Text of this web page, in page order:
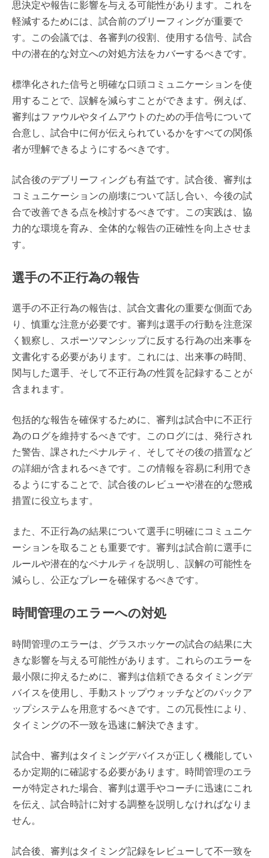
思決定や報告に影響を与える可能性があります。これを
軽減するためには、試合前のブリーフィングが重要で
す。この会議では、各審判の役割、使用する信号、試合
中の潜在的な対立への対処方法をカバーするべきです。
標準化された信号と明確な口頭コミュニケーションを使
用することで、誤解を減らすことができます。例えば、
審判はファウルやタイムアウトのための手信号について
合意し、試合中に何が伝えられているかをすべての関係
者が理解できるようにするべきです。
試合後のデブリーフィングも有益です。試合後、審判は
コミュニケーションの崩壊について話し合い、今後の試
合で改善できる点を検討するべきです。この実践は、協
力的な環境を育み、全体的な報告の正確性を向上させま
す。
選手の不正行為の報告
選手の不正行為の報告は、試合文書化の重要な側面であ
り、慎重な注意が必要です。審判は選手の行動を注意深
く観察し、スポーツマンシップに反する行為の出来事を
文書化する必要があります。これには、出来事の時間、
関与した選手、そして不正行為の性質を記録することが
含まれます。
包括的な報告を確保するために、審判は試合中に不正行
為のログを維持するべきです。このログには、発行され
た警告、課されたペナルティ、そしてその後の措置など
の詳細が含まれるべきです。この情報を容易に利用でき
るようにすることで、試合後のレビューや潜在的な懲戒
措置に役立ちます。
また、不正行為の結果について選手に明確にコミュニケ
ーションを取ることも重要です。審判は試合前に選手に
ルールや潜在的なペナルティを説明し、誤解の可能性を
減らし、公正なプレーを確保するべきです。
時間管理のエラーへの対処
時間管理のエラーは、グラスホッケーの試合の結果に大
きな影響を与える可能性があります。これらのエラーを
最小限に抑えるために、審判は信頼できるタイミングデ
バイスを使用し、手動ストップウォッチなどのバックア
ップシステムを用意するべきです。この冗長性により、
タイミングの不一致を迅速に解決できます。
試合中、審判はタイミングデバイスが正しく機能してい
るか定期的に確認する必要があります。時間管理のエラ
ーが特定された場合、審判は選手やコーチに迅速にこれ
を伝え、試合時計に対する調整を説明しなければなりま
せん。
試合後、審判はタイミング記録をレビューして不一致を